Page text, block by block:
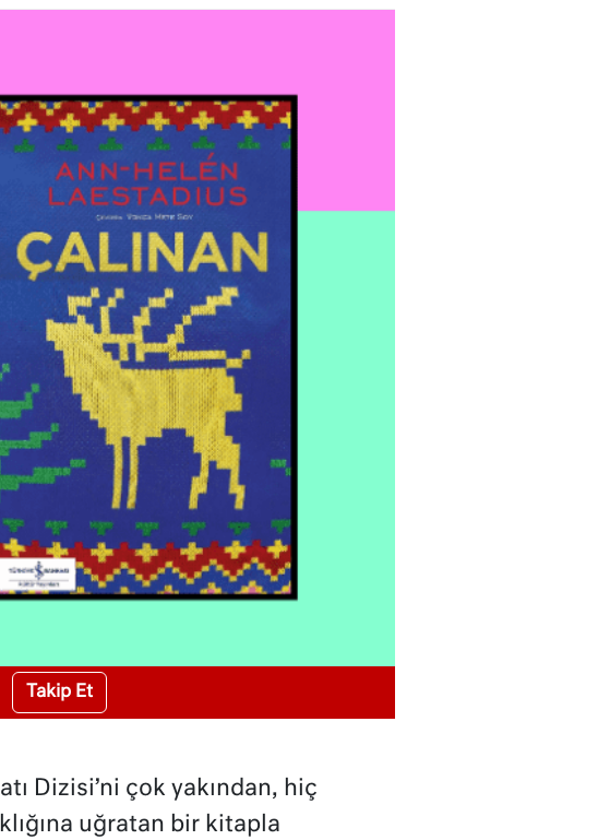
Takip Et
Dizisi’ni çok yakından, hiç
uğratan bir kitapla